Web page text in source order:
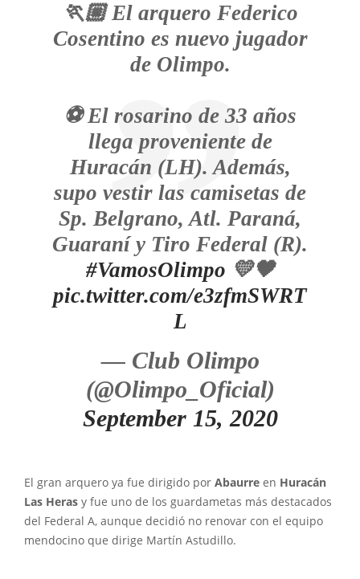
🏃🏼 El arquero Federico
Cosentino es nuevo jugador
de Olimpo.
⚽ El rosarino de 33 años
llega proveniente de
Huracán (LH). Además,
supo vestir las camisetas de
Sp. Belgrano, Atl. Paraná,
Guaraní y Tiro Federal (R).
#VamosOlimpo 💛🖤
pic.twitter.com/e3zfmSWRT
L
— Club Olimpo
(@Olimpo_Oficial)
September 15, 2020
El gran arquero ya fue dirigido por Abaurre en Huracán
Las Heras y fue uno de los guardametas más destacados
del Federal A, aunque decidió no renovar con el equipo
mendocino que dirige Martín Astudillo.